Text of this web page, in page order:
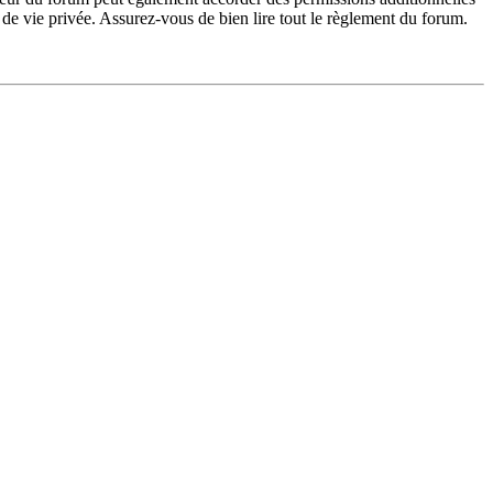
vie privée. Assurez-vous de bien lire tout le règlement du forum.